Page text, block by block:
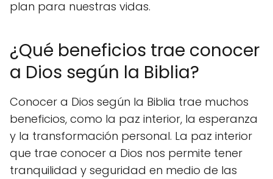
plan para nuestras vidas.
¿Qué beneficios trae conocer
a Dios según la Biblia?
Conocer a Dios según la Biblia trae muchos
beneficios, como la paz interior, la esperanza
y la transformación personal. La paz interior
que trae conocer a Dios nos permite tener
tranquilidad y seguridad en medio de las